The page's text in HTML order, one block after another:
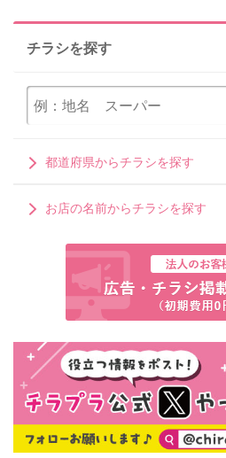
チラシを探す
都道府県からチラシを探す
お店の名前からチラシを探す